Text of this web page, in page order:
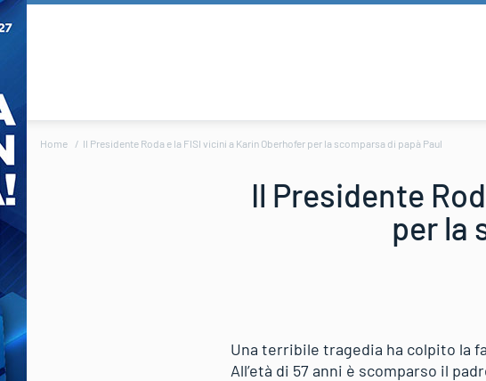
Home Il Presidente Roda e la FISI vicini a Karin Oberhofer per la scomparsa di papà Paul
Il Presidente
per la
Una terribile tragedia ha colpito la
All’età di 57 anni è scomparso il